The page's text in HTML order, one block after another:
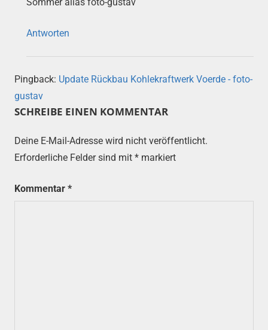
Antworten
Pingback: Update Rückbau Kohlekraftwerk Voerde - foto-
gustav
SCHREIBE EINEN KOMMENTAR
Deine E-Mail-Adresse wird nicht veröffentlicht.
Erforderliche Felder sind mit * markiert
Kommentar *